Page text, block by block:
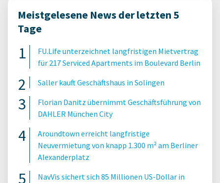
Meistgelesene News der letzten 5
Tage
FU.Life unterzeichnet langfristigen Mietvertrag
für 217 Serviced Apartments im Boulevard Berlin
Saller kauft Geschäftshaus in Solingen
Florian Danitz übernimmt Geschäftsführung von
DAHLER München City
Aroundtown erreicht langfristige
Neuvermietung von knapp 1.300 m² am Berliner
Alexanderplatz
NavVis sichert sich 85 Millionen US-Dollar in